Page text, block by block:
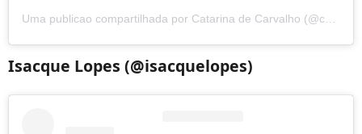
Uma publicao compartilhada por Catarina de Carvalho (@catarinadec)
Isacque Lopes (@isacquelopes)